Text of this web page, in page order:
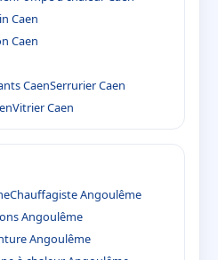
Caen
Caen
CaenSerrurier Caen
Vitrier Caen
Chauffagiste Angoulême
Angoulême
Angoulême